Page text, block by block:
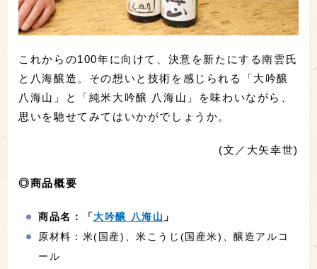
これからの100年に向けて、決意を新たにする南雲氏
と八海醸造。その想いと技術を感じられる「大吟醸
八海山」と「純米大吟醸 八海山」を味わいながら、
思いを馳せてみてはいかがでしょうか。
(文／大矢幸世)
◎商品概要
商品名：「大吟醸 八海山 」
原材料：米(国産)、米こうじ(国産米)、醸造アルコ
ール